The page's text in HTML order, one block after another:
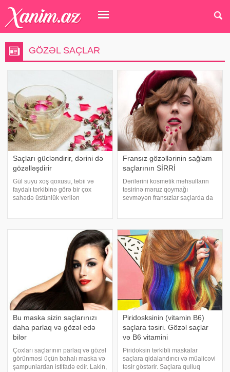
GÖZƏL SAÇLAR
Saçları gücləndirir, dərini də
gözəlləşdirir
Gül suyu xoş qoxusu, təbii və
faydalı tərkibinə görə bir çox
sahədə üstünlük verilən
kimi bir çox sektorda istifadə
Fransız gözəllərinin sağlam
saçlarının SİRRİ
Dərilərini kosmetik məhsulların
təsirinə məruz qoymağı
sevməyən fransızlar saçlarda da
fikrində deyil. . oxucuları fransı
Bu maska sizin saçlarınızı
daha parlaq və gözəl edə
bilər
Çoxları saçlarının parlaq və gözəl
görünməsi üçün bahalı maska və
şampunlardan istifadə edir. Lakin,
Piridosksinin (vitamin B6)
saçlara təsiri. Gözəl saçlar
və B6 vitamini
Piridoksin tərkibli maskalar
saçlara qidalandırıcı və müalicəvi
təsir göstərir. Saçlara qulluq